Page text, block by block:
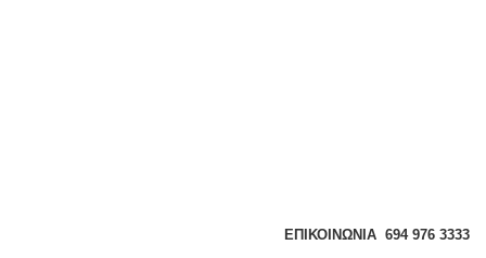
ΕΠΙΚΟΙΝΩΝΊΑ 694 976 3333